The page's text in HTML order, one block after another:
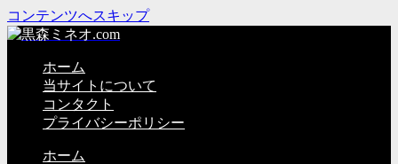
コンテンツへスキップ
ホーム
当サイトについて
コンタクト
プライバシーポリシー
ホーム